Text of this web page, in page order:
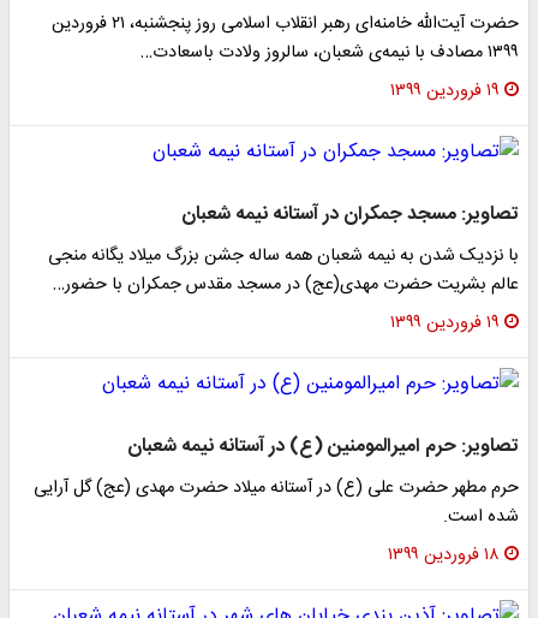
حضرت آیت‌الله خامنه‌ای رهبر انقلاب اسلامی روز پنجشنبه، ۲۱ فروردین
۱۳۹۹ مصادف با نیمه‌ی شعبان، سالروز ولادت باسعادت…
۱۹ فروردین ۱۳۹۹
تصاویر: مسجد جمکران در آستانه نیمه شعبان
با نزدیک شدن به نیمه شعبان همه ساله جشن بزرگ میلاد یگانه منجی
عالم بشریت حضرت مهدی(عج) در مسجد مقدس جمکران با حضور…
۱۹ فروردین ۱۳۹۹
تصاویر: حرم امیرالمومنین (ع) در آستانه نیمه شعبان
حرم مطهر حضرت علی (ع) در آستانه میلاد حضرت مهدی (عج) گل آرایی
شده است.
۱۸ فروردین ۱۳۹۹